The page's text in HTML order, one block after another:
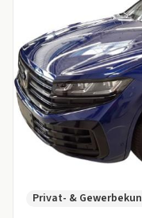
Privat- &